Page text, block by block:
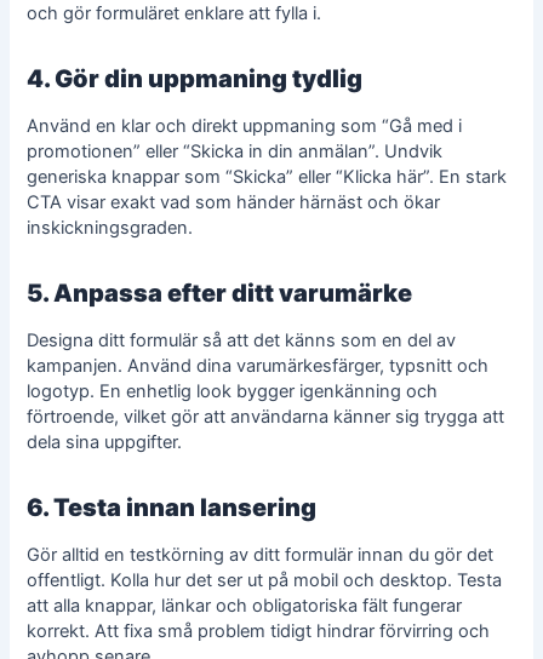
och gör formuläret enklare att fylla i.
4. Gör din uppmaning tydlig
Använd en klar och direkt uppmaning som “Gå med i
promotionen” eller “Skicka in din anmälan”. Undvik
generiska knappar som “Skicka” eller “Klicka här”. En stark
CTA visar exakt vad som händer härnäst och ökar
inskickningsgraden.
5. Anpassa efter ditt varumärke
Designa ditt formulär så att det känns som en del av
kampanjen. Använd dina varumärkesfärger, typsnitt och
logotyp. En enhetlig look bygger igenkänning och
förtroende, vilket gör att användarna känner sig trygga att
dela sina uppgifter.
6. Testa innan lansering
Gör alltid en testkörning av ditt formulär innan du gör det
offentligt. Kolla hur det ser ut på mobil och desktop. Testa
att alla knappar, länkar och obligatoriska fält fungerar
korrekt. Att fixa små problem tidigt hindrar förvirring och